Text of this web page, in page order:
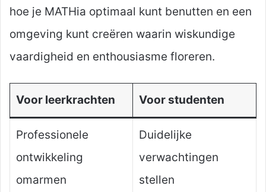
hoe je MATHia optimaal kunt benutten en een
omgeving kunt creëren waarin wiskundige
vaardigheid en enthousiasme floreren.
Voor leerkrachten Voor studenten
Professionele
ontwikkeling
omarmen
Duidelijke
verwachtingen
stellen